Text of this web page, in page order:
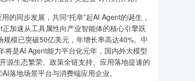
的同步发展，共同“托举”起AI Agent的诞生，
加速从工具属性向产业智能体的核心引擎跃
模已突破50亿美元，年增长率高达40%。中
是AI Agent能力平台化元年，国内外大模型
源生态繁荣、政策全链支持、应用落地提速的
地场景平台与消费端应用企业。